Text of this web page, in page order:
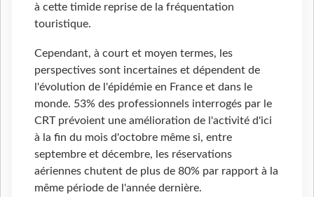
à cette timide reprise de la fréquentation
touristique.
Cependant, à court et moyen termes, les
perspectives sont incertaines et dépendent de
l'évolution de l'épidémie en France et dans le
monde. 53% des professionnels interrogés par le
CRT prévoient une amélioration de l'activité d'ici
à la fin du mois d'octobre même si, entre
septembre et décembre, les réservations
aériennes chutent de plus de 80% par rapport à la
même période de l'année dernière.